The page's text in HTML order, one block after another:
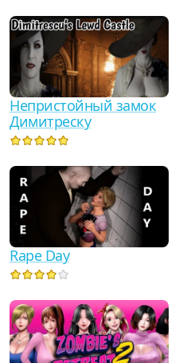
Непристойный замок
Димитреску
Rape Day